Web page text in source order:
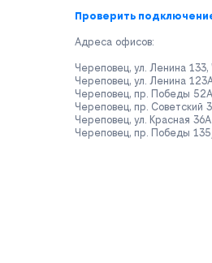
Проверить
Адреса офисов:
Череповец, ул. Ленина
Череповец, ул. Ленина
Череповец, пр. Победы 52А
Череповец, пр. Советский
Череповец, ул. Красная 36А
Череповец, пр. Победы